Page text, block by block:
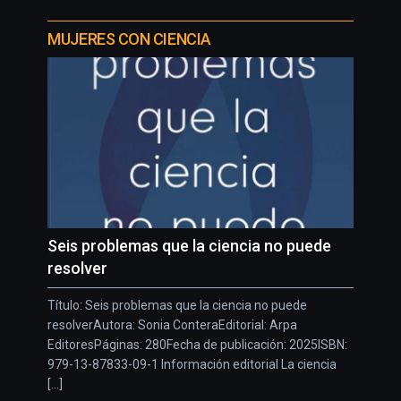
MUJERES CON CIENCIA
Seis problemas que la ciencia no puede
resolver
Título: Seis problemas que la ciencia no puede
resolverAutora: Sonia ConteraEditorial: Arpa
EditoresPáginas: 280Fecha de publicación: 2025ISBN:
979-13-87833-09-1 Información editorial La ciencia
[...]